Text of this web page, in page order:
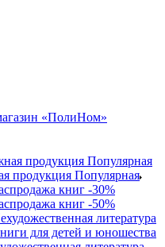
продукция Популярная
книг -30%
книг -50%
литература
для детей и юношества